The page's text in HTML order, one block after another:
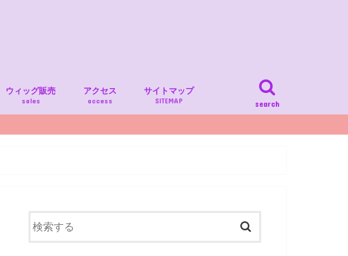
search
ウィッグ販売
sales
アクセス
access
サイトマップ
SITEMAP